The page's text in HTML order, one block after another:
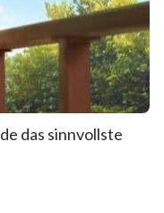
das sinnvollste